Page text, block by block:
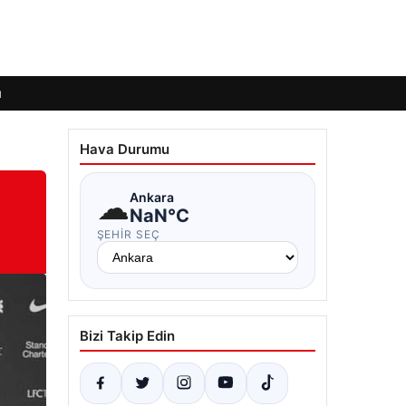
Hava Durumu
☁Ankara
NaN°C
ŞEHIR SEÇ
Bizi Takip Edin